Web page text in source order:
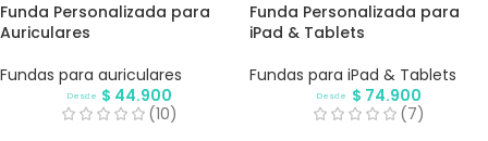
Funda Personalizada para
Auriculares
Fundas para auriculares
Desde $ 44.900
(10)
Funda Personalizada para
iPad & Tablets
Fundas para iPad & Tablets
Desde $ 74.900
(7)